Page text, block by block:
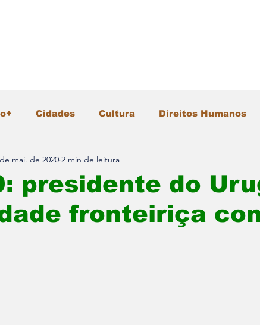
Cidades Cultura Direitos Humanos
Gastronomia Geral
Ambiente Pesquisa e Inovação Polícia
presidente do
fronteiriça
mai. de 2020 2 min de leitura